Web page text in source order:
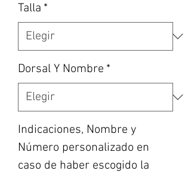
Talla *
Dorsal Y Nombre *
Indicaciones, Nombre y
Número personalizado en
caso de haber escogido la